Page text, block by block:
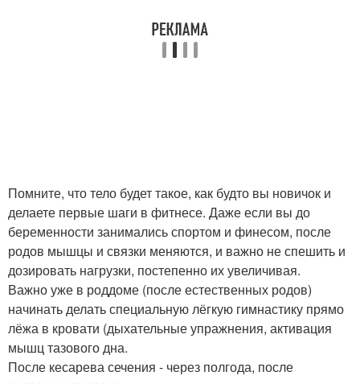
Помните, что тело будет такое, как будто вы новичок и
делаете первые шаги в фитнесе. Даже если вы до
беременности занимались спортом и финесом, после
родов мышцы и связки меняются, и важно не спешить и
дозировать нагрузки, постепенно их увеличивая.
Важно уже в роддоме (после естественных родов)
начинать делать специальную лёгкую гимнастику прямо
лёжа в кровати (дыхательные упражнения, активация
мышц тазового дна.
После кесарева сечения - через полгода, после